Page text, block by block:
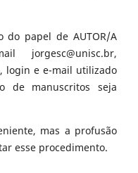
do papel de AUTOR/A
jorgesc@unisc.br,
login e e-mail utilizado
de manuscritos seja
mas a profusão
esse procedimento.